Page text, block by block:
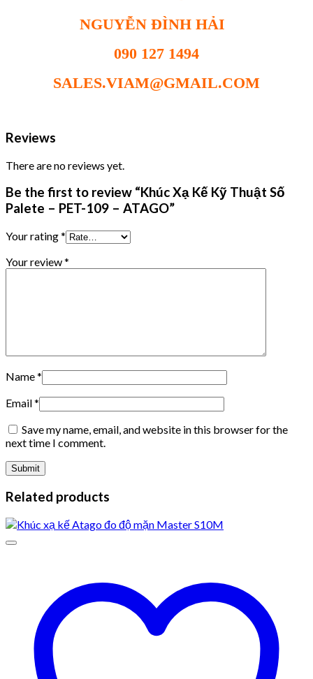
NGUYỄN ĐÌNH HẢI
090 127 1494
SALES.VIAM@GMAIL.COM
Reviews
There are no reviews yet.
Be the first to review “Khúc Xạ Kế Kỹ Thuật Số
Palete – PET-109 – ATAGO”
Your rating*
Your review*
Name*
Email*
Save my name, email, and website in this browser for the
next time I comment.
Related products